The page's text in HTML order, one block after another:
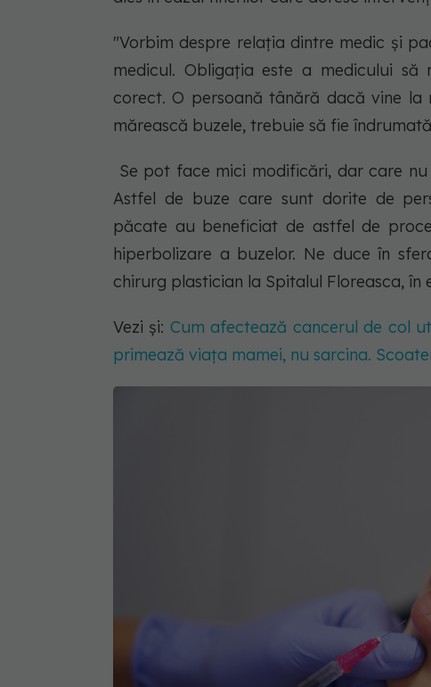
"Vorbim despre relația dintre medic și
medicul. Obligația este a medicului să
corect. O persoană tânără dacă vine
mărească buzele, trebuie să fie
Se pot face mici modificări, dar care
Astfel de buze care sunt dorite de
păcate au beneficiat de astfel de
hiperbolizare a buzelor. Ne duce în
chirurg plastician la Spitalul Floreasca, în
Vezi și: Cum afectează cancerul de col
primează viața mamei, nu sarcina.